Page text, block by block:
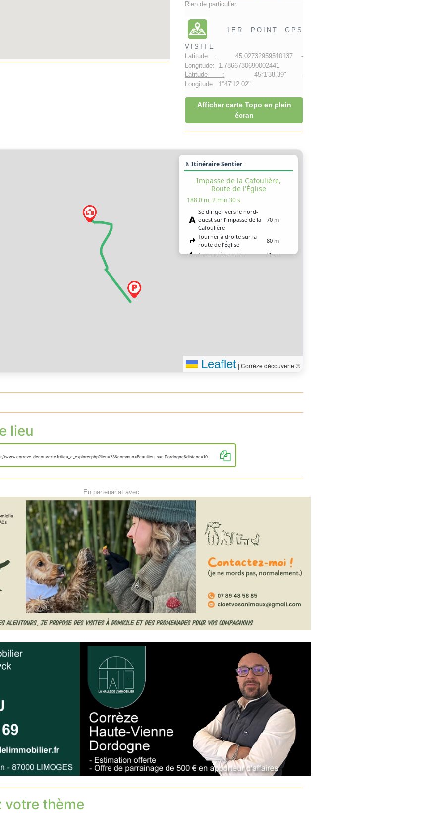
Rien de particulier
1ER POINT GPS
VISITE
Latitude : 45.02732959510137 -
Longitude: 1.7866730690002441
Latitude : 45°1'38.39" -
Longitude: 1°47'12.02"
Afficher carte Topo en plein
écran
🚶 Itinéraire Sentier
Impasse de la Cafoulière,
Route de l'Église
188.0 m, 2 min 30 s
Se diriger vers le nord-
ouest sur l’impasse de la
Cafoulière
70 m
Tourner à droite sur la
route de l’Église
80 m
Tourner à gauche
35 m
Leaflet | Corrèze découverte ©
lieu
www.correze-decouverte.fr/lieu_a_explorer.php?lieu=23&commun=Beauliieu-sur-Dordogne&distanc=10
En partenariat avec
votre thème